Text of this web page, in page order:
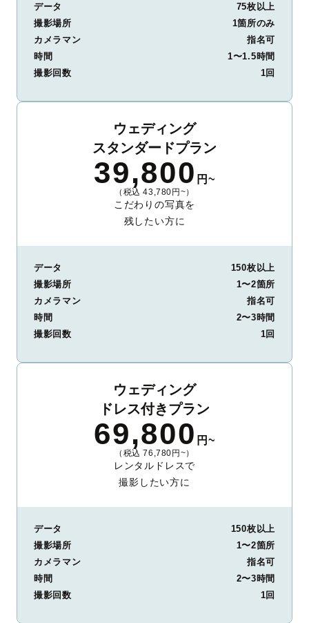
データ
75枚以上
撮影場所
1箇所のみ
カメラマン
指名可
時間
1〜1.5時間
撮影回数
1回
ウェディング
スタンダードプラン
39,800 円~
（税込 43,780円~）
こだわりの写真を
残したい方に
データ
150枚以上
撮影場所
1〜2箇所
カメラマン
指名可
時間
2〜3時間
撮影回数
1回
ウェディング
ドレス付きプラン
69,800 円~
（税込 76,780円~）
レンタルドレスで
撮影したい方に
データ
150枚以上
撮影場所
1〜2箇所
カメラマン
指名可
時間
2〜3時間
撮影回数
1回